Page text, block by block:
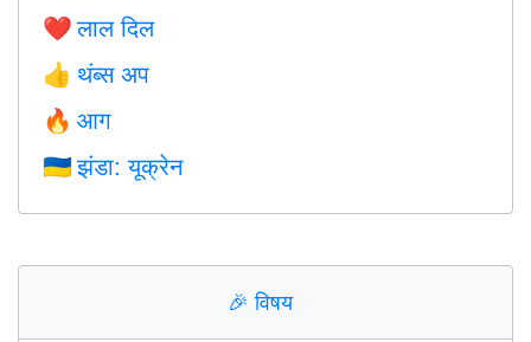
❤️ लाल दिल
👍 थंब्स अप
🔥 आग
🇺🇦 झंडा: यूक्रेन
🎉विषय